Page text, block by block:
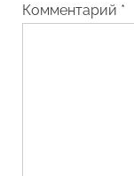
Комментарий *